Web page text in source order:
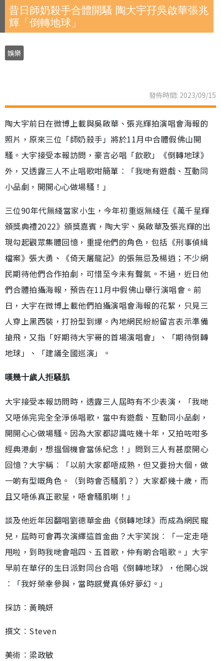
昔日師奶殺手合體開騷 陶大宇孖吳啟華張兆
輝「倒轉地球」
娛樂
發佈時間: 2023/09/15
陶大宇前日在微博上載與吳啟華、張兆輝拍演唱會海報的
照片，原來三位「師奶殺手」將於11月中合體假佛山開
騷。大宇接受本報訪問，豪言必唱「飲歌」《倒轉地球》
外，又透露三人不止唱歌咁簡單︰「我哋有遊戲、互動同
小品劇，開開心心做場騷！」
三位90年代無綫當家小生，今年初重返無綫任《萬千星輝
頒獎典禮2022》頒獎嘉賓，陶大宇、吳啟華及張兆輝的出
現勾起觀眾集體回憶，重提他們的角色，包括《刑事偵緝
檔案》張大勇、《倚天屠龍記》的張無忌及楊逍；不少網
民期待他們合作拍劇，可惜至今未有聲氣。不過，近日他
們合體拍攝海報，預告在11月中假佛山舉行演唱會。前
日，大宇在微博上載他們拍攝演唱會海報的花絮，只見三
人穿上黑西裝，打扮型到爆。內地網民紛紛留言表示準備
搶飛，又指「好期待大宇哥的首場演唱會」、「期待倒轉
地球」、「建議全國巡演」。
嘆幾十歲人拒騷肌
大宇接受本報訪問時，透露三人屆時有不少表演，「我哋
又唔係完完全全淨係唱歌，當中有遊戲、互動同小品劇，
開開心心做場騷。因為大家都認識咗幾十年，又拍咗咁多
經典港劇，想搵個機會當係紀念！」問到三人有甚麼開心
回憶？大宇稱︰「以前大家都唔成熟，但又要扮大個，做
一啲有型嘅角色。（到時會否騷肌？）大家都幾十歲，而
且又唔係真正歌星，唔會騷肌喇！」
談及他近年因翻唱劉德華金曲《倒轉地球》而成為網民寵
兒，屆時可會再次演繹這首金曲？大宇笑說︰「一定走唔
甩啦，到時我哋會唱四、五首歌，仲有啲合唱歌。」大宇
早前在華仔的生日派對同台合唱《倒轉地球》，他開心說
︰「我好榮幸參與，當時感覺真係好夢幻。」
採訪︰黃曉妍
撰文︰Steven
美術︰梁政敏